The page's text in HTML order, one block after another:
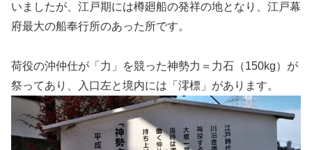
いましたが、江戸期には樽廻船の発祥の地となり、江戸幕
府最大の船奉行所のあった所です。
荷役の沖仲仕が「力」を競った神勢力＝力石（150kg）が
祭ってあり、入口左と境内には「澪標」があります。